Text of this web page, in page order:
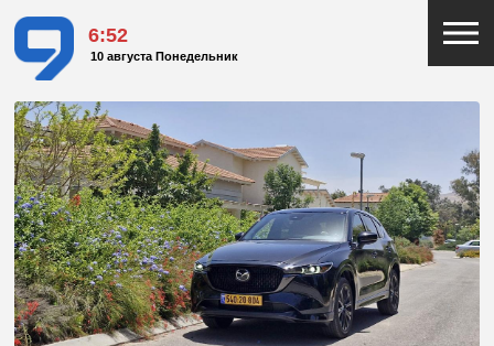
6:52
10 августа Понедельник